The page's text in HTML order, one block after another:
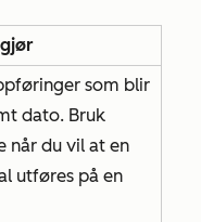
som blir
dato. Bruk
når du vil at en
utføres på en